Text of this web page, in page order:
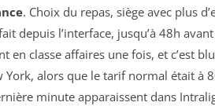
. Choix du repas, siège avec plus
depuis l’interface, jusqu’à 48h
en classe affaires une fois, et c’est
York, alors que le tarif normal était à
minute apparaissent dans